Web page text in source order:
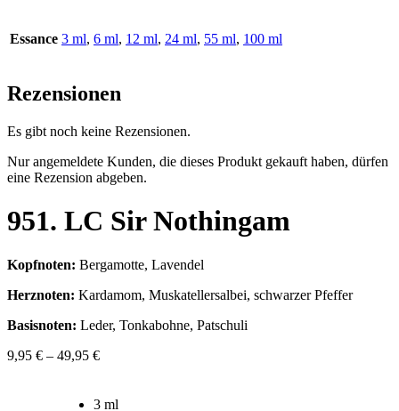
Essance 3 ml, 6 ml, 12 ml, 24 ml, 55 ml, 100 ml
Rezensionen
Es gibt noch keine Rezensionen.
Nur angemeldete Kunden, die dieses Produkt gekauft haben, dürfen
eine Rezension abgeben.
951. LC Sir Nothingam
Kopfnoten: Bergamotte, Lavendel
Herznoten: Kardamom, Muskatellersalbei, schwarzer Pfeffer
Basisnoten: Leder, Tonkabohne, Patschuli
9,95 € – 49,95 €
3 ml